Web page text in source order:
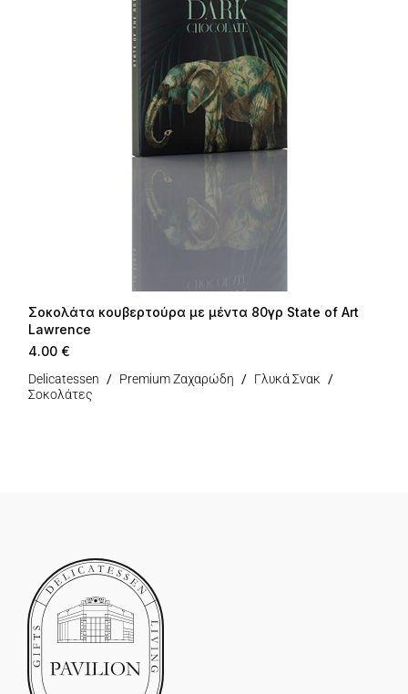
Σοκολάτα κουβερτούρα με μέντα 80γρ State of Art
Lawrence
4.00 €
Delicatessen Premium Ζαχαρώδη
Γλυκά Σνακ
Σοκολάτες